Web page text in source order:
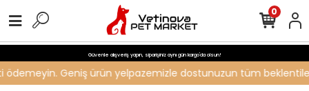
Güvenle alışveriş yapın, siparişiniz aynı gün kargo'da olsun!
Geniş ürün yelpazemizle dostunuzun tüm
0